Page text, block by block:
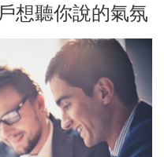
想聽你說的氣氛